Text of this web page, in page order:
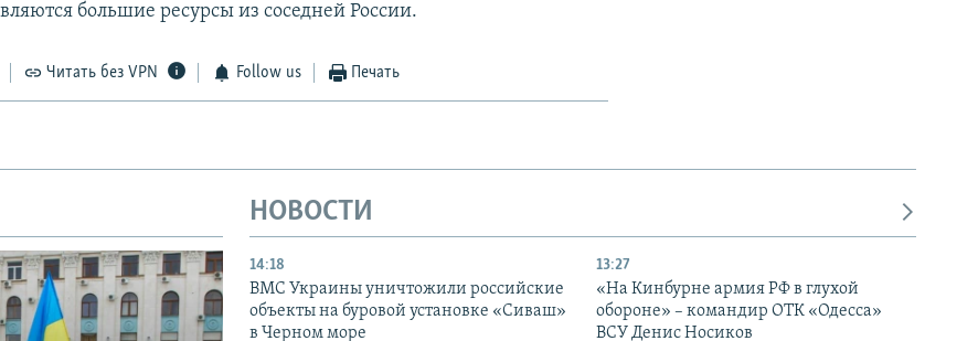
большие ресурсы из соседней России.
Читать без VPN Follow us Печать
НОВОСТИ
14:18
ВМС Украины уничтожили российские
объекты на буровой установке «Сиваш»
в Черном море
13:27
«На Кинбурне армия РФ в глухой
обороне» – командир ОТК «Одесса»
ВСУ Денис Носиков